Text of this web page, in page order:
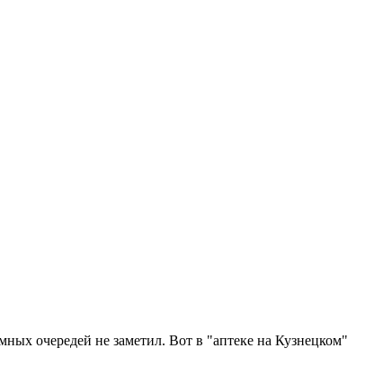
очередей не заметил. Вот в "аптеке на Кузнецком"